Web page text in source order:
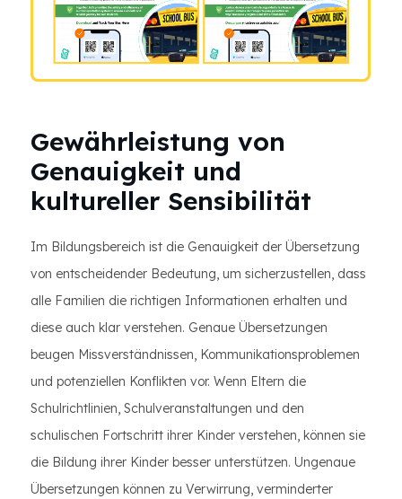
Gewährleistung von
Genauigkeit und
kultureller Sensibilität
Im Bildungsbereich ist die Genauigkeit der Übersetzung
von entscheidender Bedeutung, um sicherzustellen, dass
alle Familien die richtigen Informationen erhalten und
diese auch klar verstehen. Genaue Übersetzungen
beugen Missverständnissen, Kommunikationsproblemen
und potenziellen Konflikten vor. Wenn Eltern die
Schulrichtlinien, Schulveranstaltungen und den
schulischen Fortschritt ihrer Kinder verstehen, können sie
die Bildung ihrer Kinder besser unterstützen. Ungenaue
Übersetzungen können zu Verwirrung, verminderter